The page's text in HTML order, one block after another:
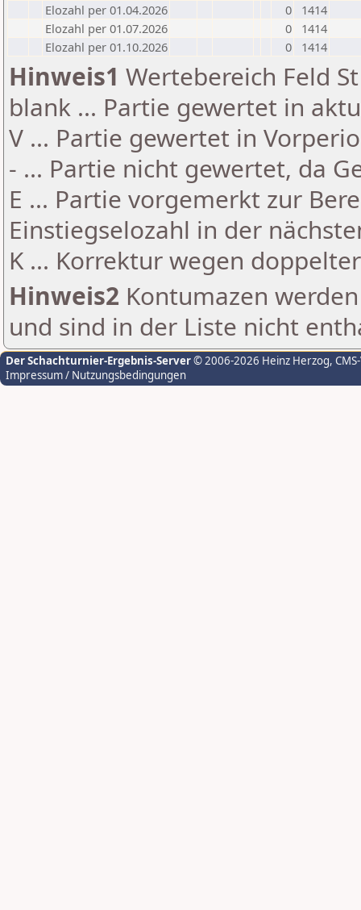
Elozahl per 01.04.2026
0
1414
Elozahl per 01.07.2026
0
1414
Elozahl per 01.10.2026
0 1414
Hinweis1 Wertebereich Feld
blank ... Partie gewertet in
V ... Partie gewertet in
- ... Partie nicht gewertet, da
E ... Partie vorgemerkt zur
Einstiegselozahl in der
K ... Korrektur wegen
Hinweis2 Kontumazen
und sind in der Liste nicht
Der Schachturnier-Ergebnis-Server© 2006-2026 Heinz Herzog,
Impressum / Nutzungsbedingungen